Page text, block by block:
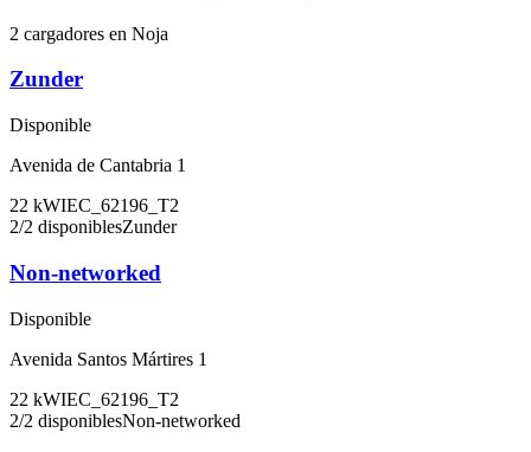
2 cargadores en Noja
Zunder
Disponible
Avenida de Cantabria 1
22 kWIEC_62196_T2
2/2 disponiblesZunder
Non-networked
Disponible
Avenida Santos Mártires 1
22 kWIEC_62196_T2
2/2 disponiblesNon-networked